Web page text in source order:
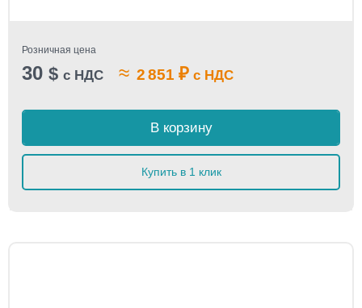
Розничная цена
30 $ с НДС ≈ 2 851 ₽ с НДС
В корзину
Купить в 1 клик